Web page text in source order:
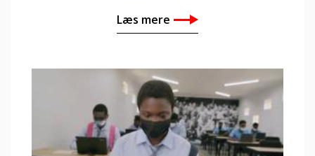
Læs mere